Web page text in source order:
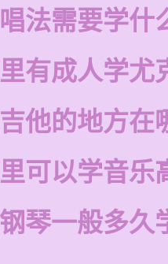
法需要学什
有成人学尤
他的地方在
可以学音乐
琴一般多久